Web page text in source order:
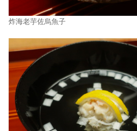
炸海老芋佐烏魚子